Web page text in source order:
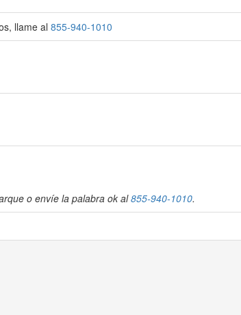
llame al 855-940-1010
o envíe la palabra ok al855-940-1010.